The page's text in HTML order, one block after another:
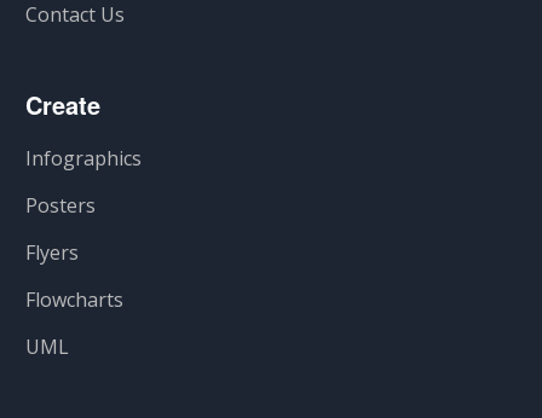
Contact Us
Create
Infographics
Posters
Flyers
Flowcharts
UML